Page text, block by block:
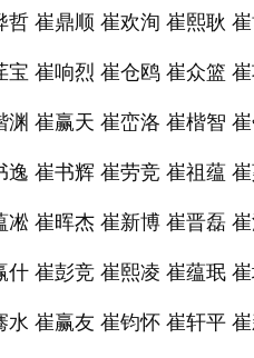
崔鼎顺 崔欢洵 崔熙耿
崔响烈 崔仓鸥 崔众篮
崔赢天 崔峦洛 崔楷智
崔书辉 崔劳竞 崔祖蕴
崔晖杰 崔新博 崔晋磊
崔彭竞 崔熙凌 崔蕴珉
崔赢友 崔钧怀 崔轩平